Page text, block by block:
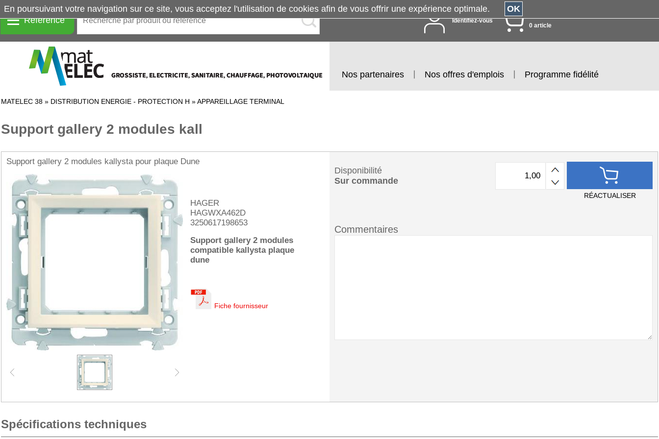
Référence Identifiez-vous
0 article
Nos partenaires Nos offres d'emplois Programme fidélité
MATELEC 38 » DISTRIBUTION ENERGIE - PROTECTION H »APPAREILLAGE TERMINAL
Support gallery 2 modules kall
Support gallery 2 modules kallysta pour plaque Dune
HAGER
HAGWXA462D
3250617198653
Support gallery 2 modules
compatible kallysta plaque
dune
Fiche fournisseur
Disponibilité
Sur commande
RÉACTUALISER
Commentaires
Spécifications techniques
En poursuivant votre navigation sur ce site, vous acceptez l'utilisation de cookies afin de vous offrir une expérience optimale. OK